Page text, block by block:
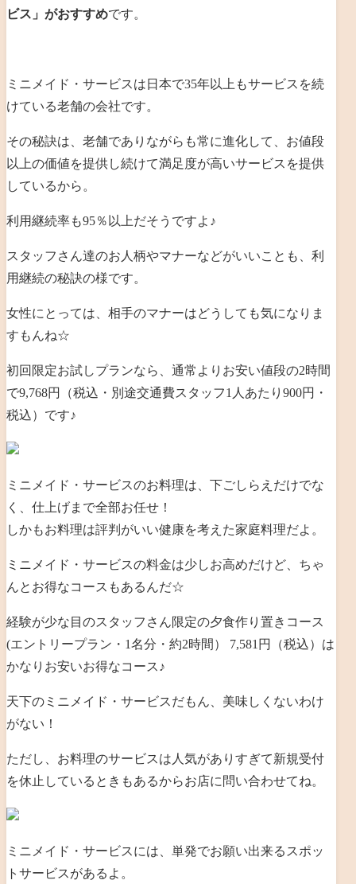
ビス」がおすすめです。
ミニメイド・サービスは日本で35年以上もサービスを続
けている老舗の会社です。
その秘訣は、老舗でありながらも常に進化して、お値段
以上の価値を提供し続けて満足度が高いサービスを提供
しているから。
利用継続率も95％以上だそうですよ♪
スタッフさん達のお人柄やマナーなどがいいことも、利
用継続の秘訣の様です。
女性にとっては、相手のマナーはどうしても気になりま
すもんね☆
初回限定お試しプランなら、通常よりお安い値段の2時間
で9,768円（税込・別途交通費スタッフ1人あたり900円・
税込）です♪
ミニメイド・サービスのお料理は、下ごしらえだけでな
く、仕上げまで全部お任せ！
しかもお料理は評判がいい健康を考えた家庭料理だよ。
ミニメイド・サービスの料金は少しお高めだけど、ちゃ
んとお得なコースもあるんだ☆
経験が少な目のスタッフさん限定の夕食作り置きコース
(エントリープラン・1名分・約2時間） 7,581円（税込）は
かなりお安いお得なコース♪
天下のミニメイド・サービスだもん、美味しくないわけ
がない！
ただし、お料理のサービスは人気がありすぎて新規受付
を休止しているときもあるからお店に問い合わせてね。
ミニメイド・サービスには、単発でお願い出来るスポッ
トサービスがあるよ。